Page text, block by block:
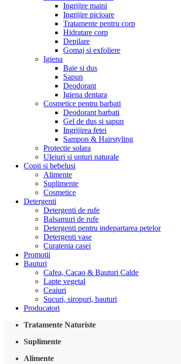
Ingrijire maini
Ingrijire picioare
Tratamente pentru corp
Hidratare corp
Depilare
Gomaj si exfoliere
Igiena
Baie si dus
Sapun
Deodorant
Igiena dentara
Cosmetice pentru barbati
Deodorant barbati
Gel de dus si sapun
Ingrijirea fetei
Sampon & Hairstyling
Protectie solara
Uleiuri si unturi naturale
Copii si bebelusi
Alimente
Suplimente
Cosmetice
Detergenti
Detergenti de rufe
Balsamuri de rufe
Detergenti pentru indepartarea petelor
Detergenti vase
Curatenia casei
Promotii
Bauturi
Cafea, Cacao & Bauturi Calde
Lapte vegetal
Ceaiuri
Sucuri, siropuri, bauturi
Producatori
Tratamente Naturiste
Suplimente
Alimente